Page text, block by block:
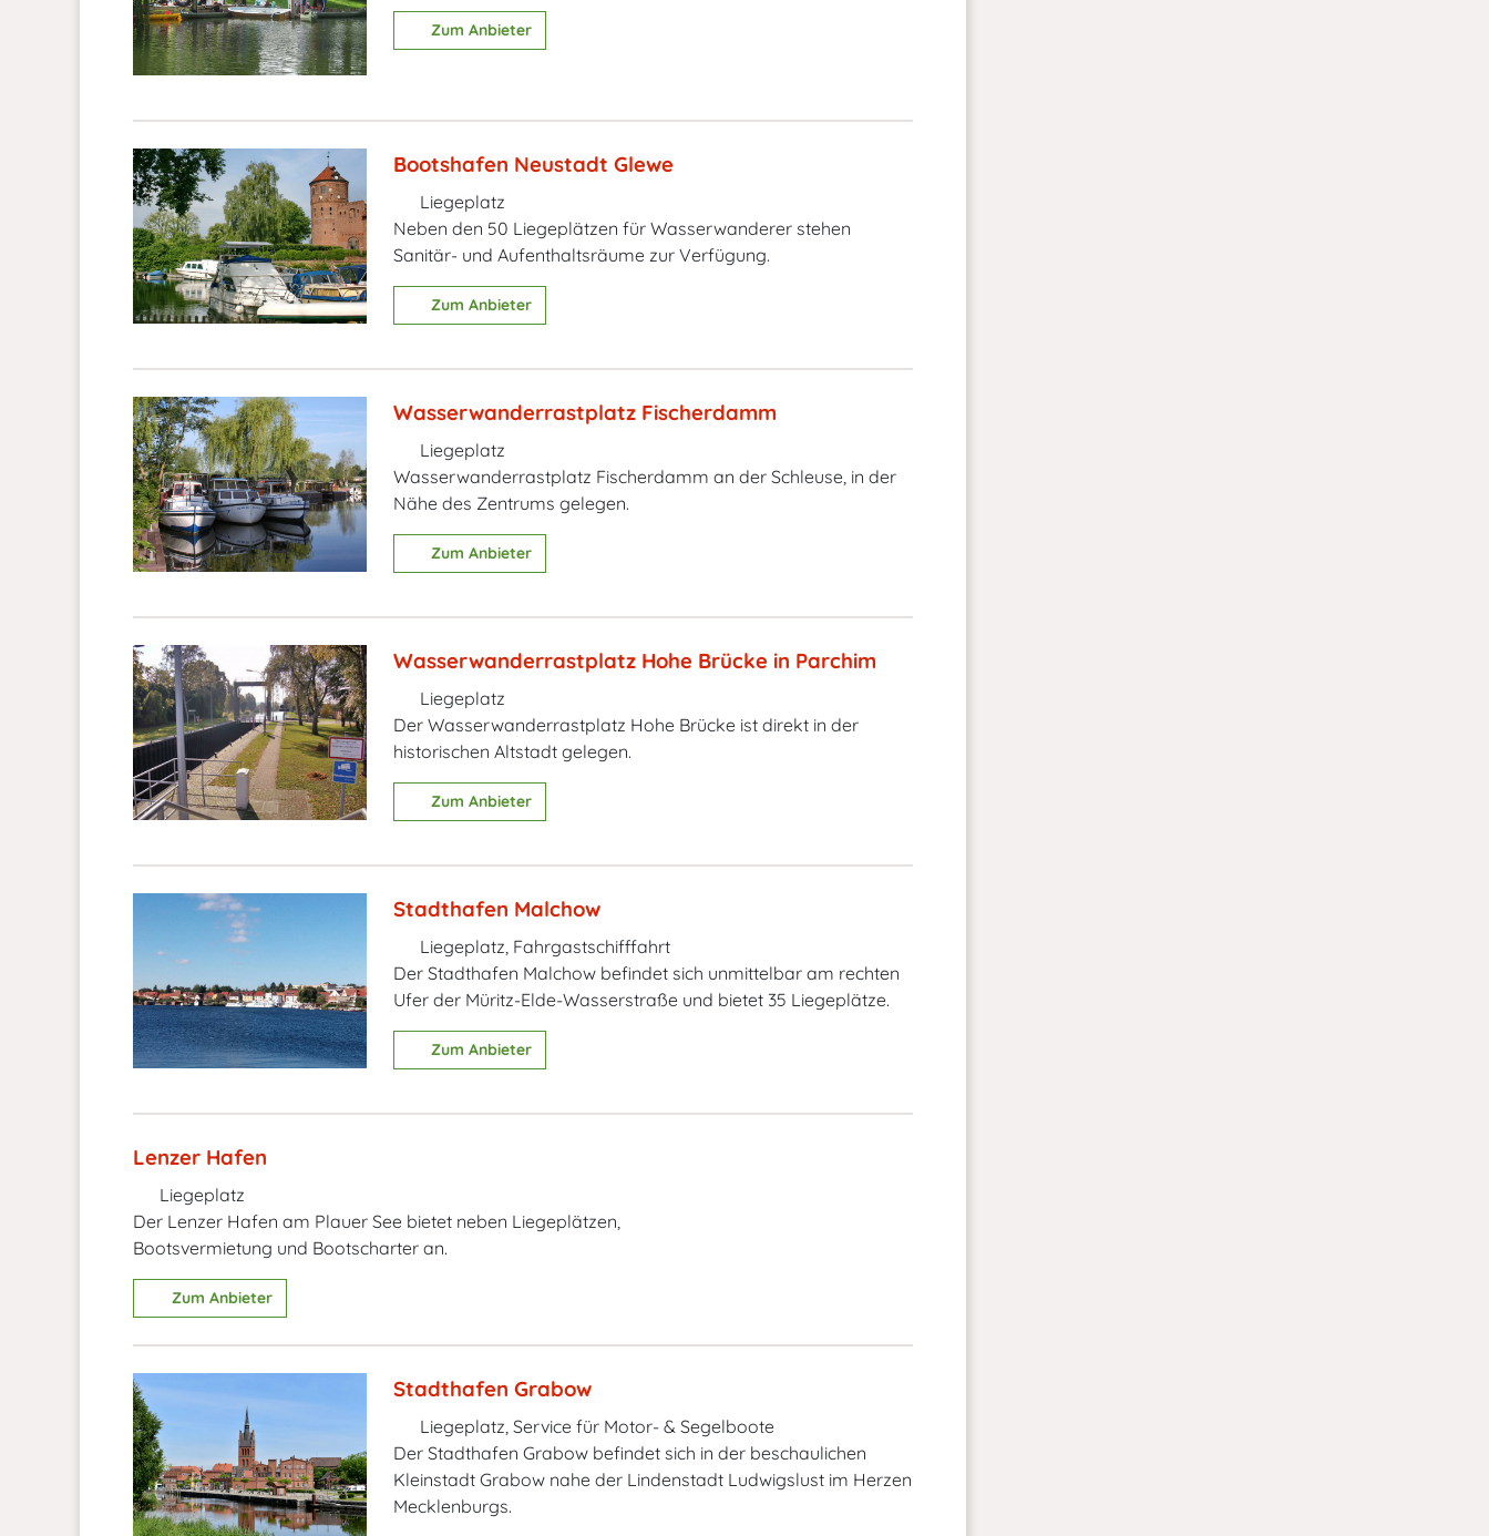
Zum Anbieter
Bootshafen Neustadt Glewe
Liegeplatz
Neben den 50 Liegeplätzen für Wasserwanderer stehen
Sanitär- und Aufenthaltsräume zur Verfügung.
Zum Anbieter
Wasserwanderrastplatz Fischerdamm
Liegeplatz
Wasserwanderrastplatz Fischerdamm an der Schleuse, in der
Nähe des Zentrums gelegen.
Zum Anbieter
Wasserwanderrastplatz Hohe Brücke in Parchim
Liegeplatz
Der Wasserwanderrastplatz Hohe Brücke ist direkt in der
historischen Altstadt gelegen.
Zum Anbieter
Stadthafen Malchow
Liegeplatz, Fahrgastschifffahrt
Der Stadthafen Malchow befindet sich unmittelbar am rechten
Ufer der Müritz-Elde-Wasserstraße und bietet 35 Liegeplätze.
Zum Anbieter
Lenzer Hafen
Liegeplatz
Der Lenzer Hafen am Plauer See bietet neben Liegeplätzen,
Bootsvermietung und Bootscharter an.
Zum Anbieter
Stadthafen Grabow
Liegeplatz, Service für Motor- & Segelboote
Der Stadthafen Grabow befindet sich in der beschaulichen
Kleinstadt Grabow nahe der Lindenstadt Ludwigslust im Herzen
Mecklenburgs.